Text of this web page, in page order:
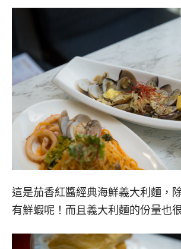
這是茄香紅醬經典海鮮義大利麵，
有鮮蝦呢！而且義大利麵的份量也很